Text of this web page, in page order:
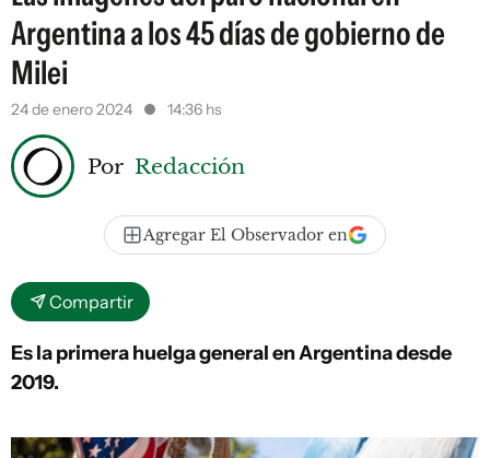
Argentina a los 45 días de gobierno de
Milei
24 de enero 2024 14:36 hs
Por Redacción
Agregar El Observador en
Compartir
Es la primera huelga general en Argentina desde
2019.